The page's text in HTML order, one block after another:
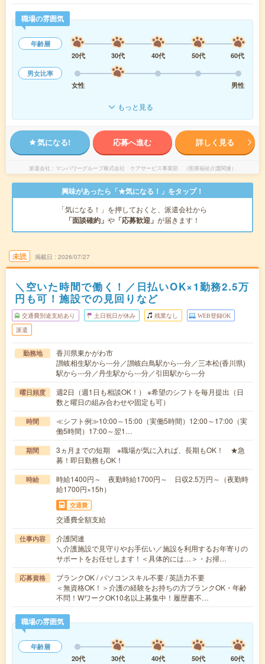
職場の雰囲気
年齢層
20代
30代 40代 50代
60代
男女比率
女性
男性
もっと見る
気になる! 応募へ進む 詳しく見る
派遣会社 マンパワーグループ株式会社 ケアサービス事業部 （医療福祉介護関連）
興味があったら「★気になる！」をタップ！
「気になる！」を押しておくと、派遣会社から
「面談確約」 や 「応募歓迎」 が届きます！
未読 掲載日 2026/07/27
＼空いた時間で働く！／日払いOK×1勤務2.5万
円も可！施設での見回りなど
交通費別途支給あり 土日祝日が休み 残業なし WEB登録OK
派遣
勤務地
香川県東かがわ市
讃岐相生駅から---分／讃岐白鳥駅から---分／三本松(香川県)
駅から---分／丹生駅から---分／引田駅から---分
曜日頻度
週2日（週1日も相談OK！） ※希望のシフトを毎月提出（日
数と曜日の組み合わせや固定も可）
時間
≪シフト例≫10:00～15:00（実働5時間）12:00～17:00（実
働5時間）17:00～翌1…
期間
3ヵ月までの短期 ※職場が気に入れば、長期もOK！ ★急
募！即日勤務もOK！
時給
時給1400円～ 夜勤時給1700円～ 日収2.5万円～（夜勤時
給1700円×15h）
交通費
交通費全額支給
仕事内容
介護関連
＼介護施設で見守りやお手伝い／施設を利用するお年寄りの
サポートをお任せします！＜具体的には…＞・お掃…
応募資格
ブランクOK / パソコンスキル不要 / 英語力不要
＜無資格OK！＞介護の経験をお持ちの方ブランクOK・年齢
不問！WワークOK10名以上募集中！履歴書不…
職場の雰囲気
年齢層
20代
30代 40代 50代
60代